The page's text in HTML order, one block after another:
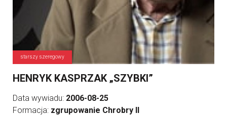
starszy szeregowy
HENRYK KASPRZAK „SZYBKI”
Data wywiadu: 2006-08-25
Formacja: zgrupowanie Chrobry II